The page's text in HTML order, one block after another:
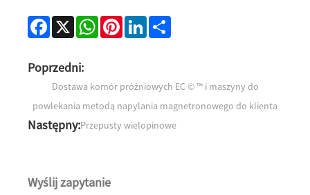
Facebook
X WhatsAppPinterestLinkedIn
Poprzedni:
Dostawa komór próżniowych EC © ™ i maszyny do
powlekania metodą napylania magnetronowego do klienta
Następny:Przepusty wielopinowe
Wyślij zapytanie